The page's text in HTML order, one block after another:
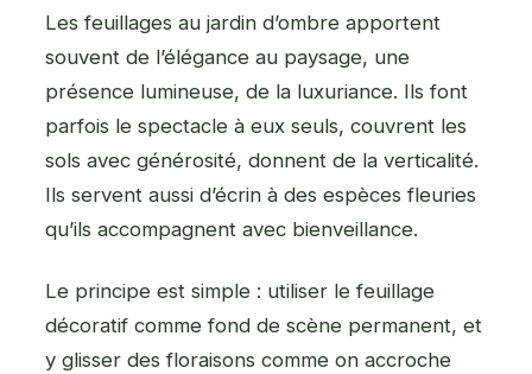
Les feuillages au jardin d’ombre apportent
souvent de l’élégance au paysage, une
présence lumineuse, de la luxuriance. Ils font
parfois le spectacle à eux seuls, couvrent les
sols avec générosité, donnent de la verticalité.
Ils servent aussi d’écrin à des espèces fleuries
qu’ils accompagnent avec bienveillance.
Le principe est simple : utiliser le feuillage
décoratif comme fond de scène permanent, et
y glisser des floraisons comme on accroche